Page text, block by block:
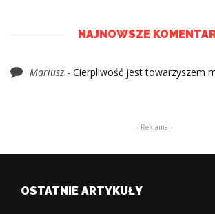
NAJNOWSZE
Mariusz - Cierpliwość jest towarzyszem
- Reklama -
OSTATNIE ARTYKUŁY